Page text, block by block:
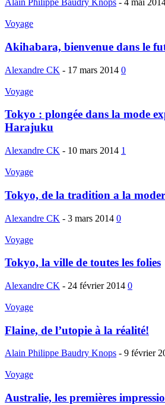
Alain Philippe Baudry Knops - 4 mai
Voyage
Akihabara, bienvenue dans le
Alexandre CK - 17 mars 2014 0
Voyage
Tokyo : plongée dans la mode
Harajuku
Alexandre CK - 10 mars 2014 1
Voyage
Tokyo, de la tradition a la
Alexandre CK - 3 mars 2014 0
Voyage
Tokyo, la ville de toutes les folies
Alexandre CK - 24 février 2014 0
Voyage
Flaine, de l’utopie à la réalité!
Alain Philippe Baudry Knops - 9 février
Voyage
Australie, les premières